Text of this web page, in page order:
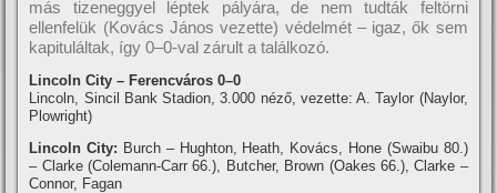
más tizeneggyel léptek pályára, de nem tudták feltörni
ellenfelük (Kovács János vezette) védelmét – igaz, ők sem
kapituláltak, í­gy 0–0-val zárult a találkozó.
Lincoln City – Ferencváros 0–0
Lincoln, Sincil Bank Stadion, 3.000 néző, vezette: A. Taylor (Naylor,
Plowright)
Lincoln City: Burch – Hughton, Heath, Kovács, Hone (Swaibu 80.)
– Clarke (Colemann-Carr 66.), Butcher, Brown (Oakes 66.), Clarke –
Connor, Fagan